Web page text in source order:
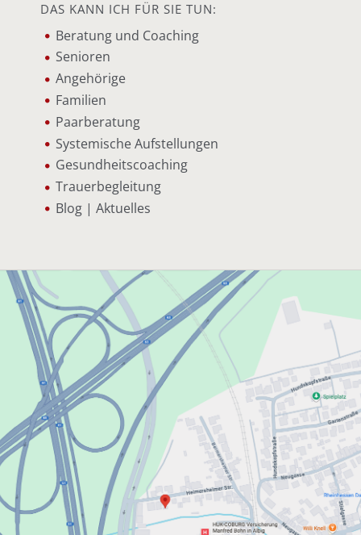
DAS KANN ICH FÜR SIE TUN:
Beratung und Coaching
Senioren
Angehörige
Familien
Paarberatung
Systemische Aufstellungen
Gesundheitscoaching
Trauerbegleitung
Blog | Aktuelles